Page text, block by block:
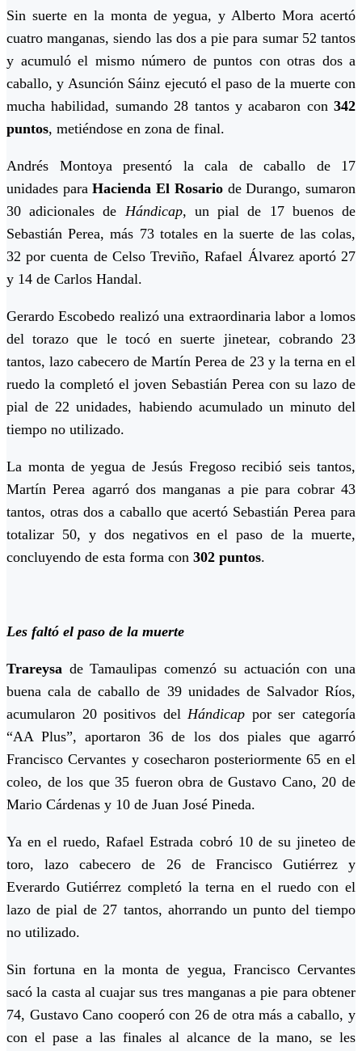
Sin suerte en la monta de yegua, y Alberto Mora acertó
cuatro manganas, siendo las dos a pie para sumar 52 tantos
y acumuló el mismo número de puntos con otras dos a
caballo, y Asunción Sáinz ejecutó el paso de la muerte con
mucha habilidad, sumando 28 tantos y acabaron con 342
puntos, metiéndose en zona de final.
Andrés Montoya presentó la cala de caballo de 17
unidades paraHacienda El Rosariode Durango, sumaron
30 adicionales de Hándicap, un pial de 17 buenos de
Sebastián Perea, más 73 totales en la suerte de las colas,
32 por cuenta de Celso Treviño, Rafael Álvarez aportó 27
y 14 de Carlos Handal.
Gerardo Escobedo realizó una extraordinaria labor a lomos
del torazo que le tocó en suerte jinetear, cobrando 23
tantos, lazo cabecero de Martín Perea de 23 y la terna en el
ruedo la completó el joven Sebastián Perea con su lazo de
pial de 22 unidades, habiendo acumulado un minuto del
tiempo no utilizado.
La monta de yegua de Jesús Fregoso recibió seis tantos,
Martín Perea agarró dos manganas a pie para cobrar 43
tantos, otras dos a caballo que acertó Sebastián Perea para
totalizar 50, y dos negativos en el paso de la muerte,
concluyendo de esta forma con 302 puntos.
Les faltó el paso de la muerte
Trareysa de Tamaulipas comenzó su actuación con una
buena cala de caballo de 39 unidades de Salvador Ríos,
acumularon 20 positivos delHándicap por ser categoría
“AA Plus”, aportaron 36 de los dos piales que agarró
Francisco Cervantes y cosecharon posteriormente 65 en el
coleo, de los que 35 fueron obra de Gustavo Cano, 20 de
Mario Cárdenas y 10 de Juan José Pineda.
Ya en el ruedo, Rafael Estrada cobró 10 de su jineteo de
toro, lazo cabecero de 26 de Francisco Gutiérrez y
Everardo Gutiérrez completó la terna en el ruedo con el
lazo de pial de 27 tantos, ahorrando un punto del tiempo
no utilizado.
Sin fortuna en la monta de yegua, Francisco Cervantes
sacó la casta al cuajar sus tres manganas a pie para obtener
74, Gustavo Cano cooperó con 26 de otra más a caballo, y
con el pase a las finales al alcance de la mano, se les